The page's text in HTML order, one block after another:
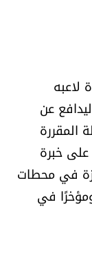
لاعبه
عن
المقررة
على خبرة
في محطات
في